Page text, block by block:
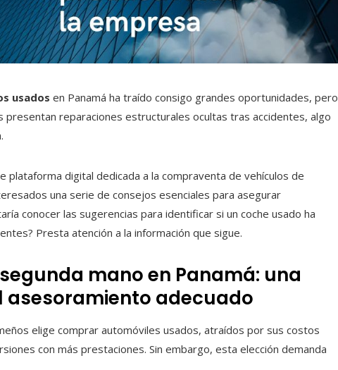
usados en Panamá ha traído consigo grandes oportunidades, pero
presentan reparaciones estructurales ocultas tras accidentes, algo
plataforma digital dedicada a la compraventa de vehículos de
una serie de consejos esenciales para asegurar
conocer las sugerencias para identificar si un coche usado ha
Presta atención a la información que sigue.
mano en Panamá: una
asesoramiento adecuado
elige comprar automóviles usados, atraídos por sus costos
con más prestaciones. Sin embargo, esta elección demanda